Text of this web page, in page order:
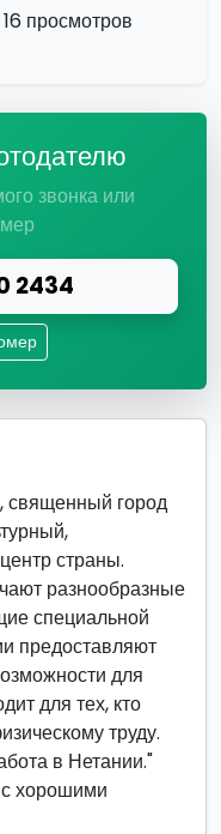
16 просмотров
звонка или
2434
священный город
страны.
разнообразные
специальной
предоставляют
для
для тех, кто
труду.
в Нетании."
с хорошими